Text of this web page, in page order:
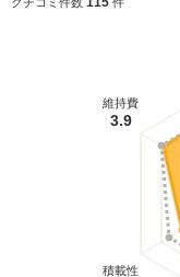
積載性
維持費
3.9